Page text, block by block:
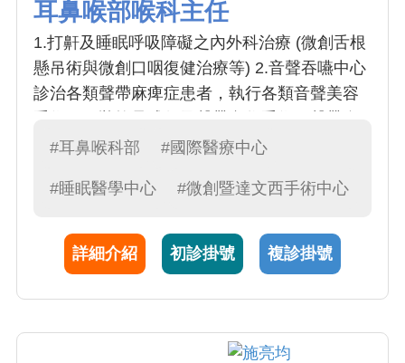
耳鼻喉部喉科主任
1.打鼾及睡眠呼吸障礙之內外科治療 (微創舌根
懸吊術與微創口咽復健治療等) 2.音聲吞嚥中心
診治各類聲帶麻痺症患者，執行各類音聲美容
體脂肪注射與玻尿酸注射手術 3.達文西機械臂
腫瘤切除及相關手術 4.鼻部疾病(鼻息肉症、鼻
航內視鏡手術，並擅長功能性鼻整形等相關手
術 5.各類軟顎舌根部微小傷口手術、低溫等離
子氣化手術、極低溫電漿手術、睡眠呼吸中止
外科治療 7.打鼾及睡眠呼吸障礙之骨架手術 8.
#耳鼻喉科部 #國際醫療中心
#睡眠醫學中心 #微創暨達文西手術中心
詳細介紹 初診掛號 複診掛號